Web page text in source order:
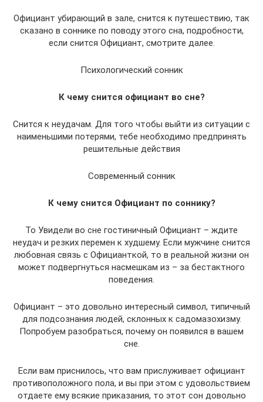
Официант убирающий в зале, снится к путешествию, так
сказано в соннике по поводу этого сна, подробности,
если снится Официант, смотрите далее.
Психологический сонник
К чему снится официант во сне?
Снится к неудачам. Для того чтобы выйти из ситуации с
наименьшими потерями, тебе необходимо предпринять
решительные действия
Современный сонник
К чему снится Официант по соннику?
То Увидели во сне гостиничный Официант – ждите
неудач и резких перемен к худшему. Если мужчине снится
любовная связь с Официанткой, то в реальной жизни он
может подвергнуться насмешкам из – за бестактного
поведения.
Официант – это довольно интересный символ, типичный
для подсознания людей, склонных к садомазохизму.
Попробуем разобраться, почему он появился в вашем
сне.
Если вам приснилось, что вам прислуживает официант
противоположного пола, и вы при этом с удовольствием
отдаете ему всякие приказания, то этот сон довольно